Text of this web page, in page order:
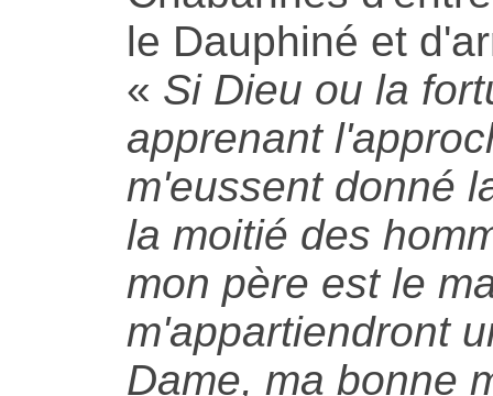
le Dauphiné et
« Si Dieu ou la
apprenant
m'eussent donné
la moitié des
mon père est le
m'appartiendront
Dame, ma bonne